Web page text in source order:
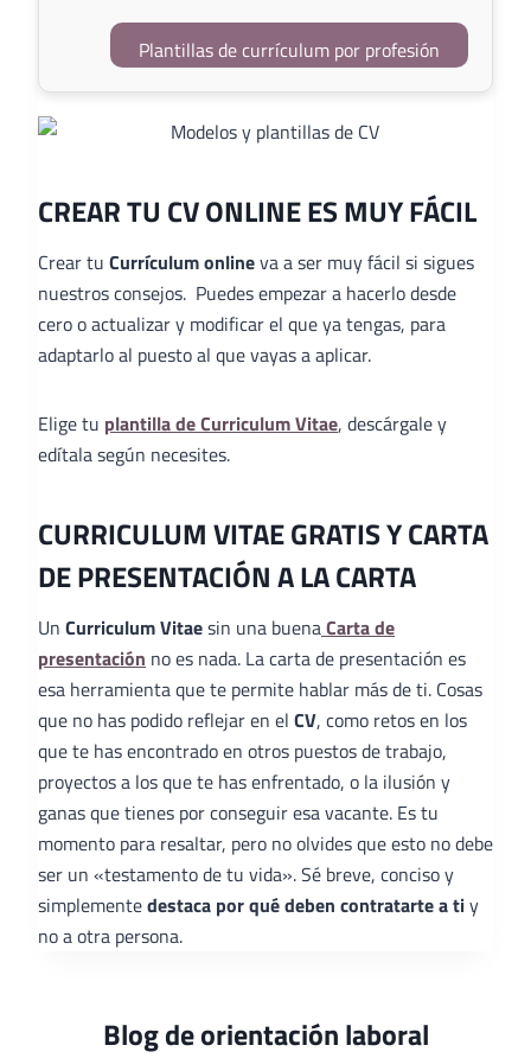
Plantillas de currículum por profesión
CREAR TU CV ONLINE ES MUY FÁCIL
Crear tu Currículum onlineva a ser muy fácil si sigues
nuestros consejos. Puedes empezar a hacerlo desde
cero o actualizar y modificar el que ya tengas, para
adaptarlo al puesto al que vayas a aplicar.
Elige tu plantilla de Curriculum Vitae, descárgale y
edítala según necesites.
CURRICULUM VITAE GRATIS Y CARTA
DE PRESENTACIÓN A LA CARTA
Un Curriculum Vitaesin una buenaCarta de
presentación no es nada. La carta de presentación es
esa herramienta que te permite hablar más de ti. Cosas
que no has podido reflejar en el CV, como retos en los
que te has encontrado en otros puestos de trabajo,
proyectos a los que te has enfrentado, o la ilusión y
ganas que tienes por conseguir esa vacante. Es tu
momento para resaltar, pero no olvides que esto no debe
ser un «testamento de tu vida». Sé breve, conciso y
simplementedestaca por qué deben contratarte a tiy
no a otra persona.
Blog de orientación laboral